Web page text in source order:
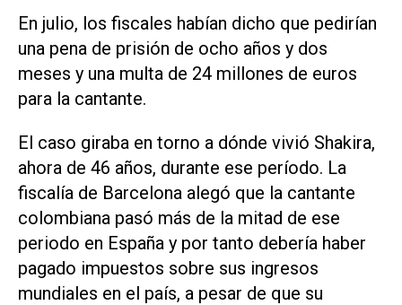
En julio, los fiscales habían dicho que pedirían
una pena de prisión de ocho años y dos
meses y una multa de 24 millones de euros
para la cantante.
El caso giraba en torno a dónde vivió Shakira,
ahora de 46 años, durante ese período. La
fiscalía de Barcelona alegó que la cantante
colombiana pasó más de la mitad de ese
periodo en España y por tanto debería haber
pagado impuestos sobre sus ingresos
mundiales en el país, a pesar de que su